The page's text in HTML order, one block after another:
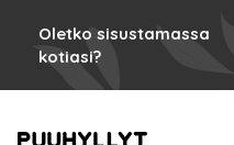
Oletko sisustamassa
kotiasi?